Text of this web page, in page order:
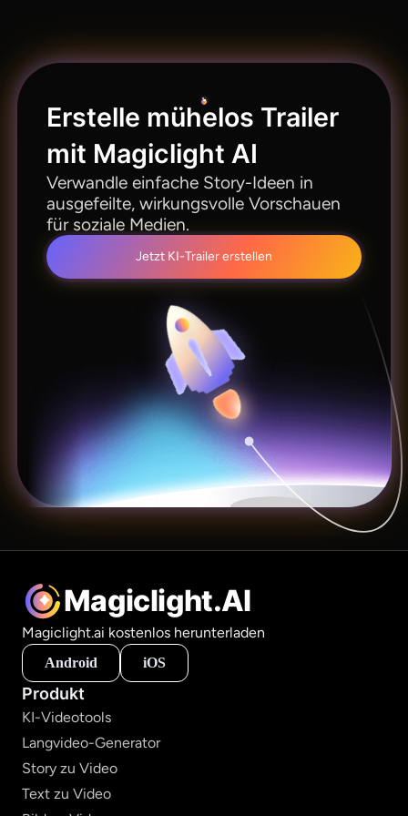
Abonnement.
Erstelle mühelos Trailer
mit Magiclight AI
Verwandle einfache Story-Ideen in
ausgefeilte, wirkungsvolle Vorschauen
für soziale Medien.
Jetzt KI-Trailer erstellen
Magiclight.AI
Magiclight.ai kostenlos herunterladen
Android iOS
Produkt
KI-Videotools
Langvideo-Generator
Story zu Video
Text zu Video